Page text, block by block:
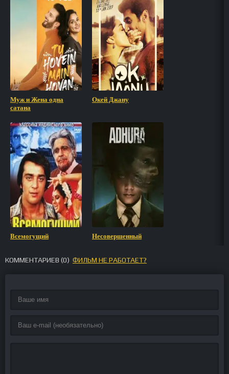
Муж и Жена одна
сатана
Окей Джану
Всемогущий Несовершенный
КОММЕНТАРИЕВ (0) ФИЛЬМ НЕ РАБОТАЕТ?